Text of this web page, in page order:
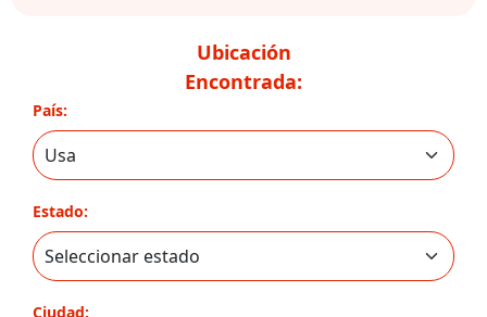
Ubicación
Encontrada:
País:
Estado:
Ciudad: